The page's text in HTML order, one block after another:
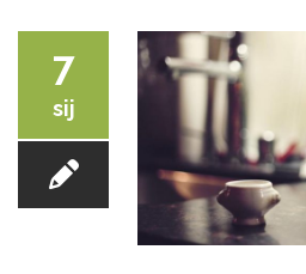
YOGA I
7
sij